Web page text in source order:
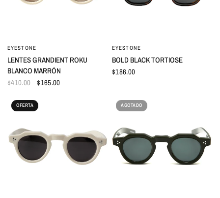
EYESTONE
LENTES GRANDIENT ROKU
BLANCO MARRÓN
$410.00 $165.00
EYESTONE
BOLD BLACK TORTIOSE
$186.00
OFERTA AGOTADO